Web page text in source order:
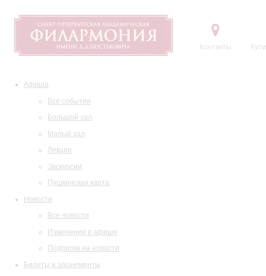
Контакты
Афиша
Все события
Большой зал
Малый зал
Лекции
Экскурсии
Пушкинская карта
Новости
Все новости
Изменения в афише
Подписка на новости
Билеты и абонементы